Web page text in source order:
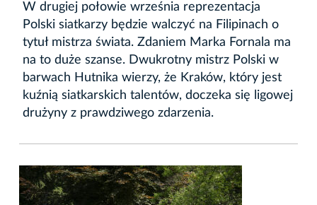
W drugiej połowie września reprezentacja
Polski siatkarzy będzie walczyć na Filipinach o
tytuł mistrza świata. Zdaniem Marka Fornala ma
na to duże szanse. Dwukrotny mistrz Polski w
barwach Hutnika wierzy, że Kraków, który jest
kuźnią siatkarskich talentów, doczeka się ligowej
drużyny z prawdziwego zdarzenia.